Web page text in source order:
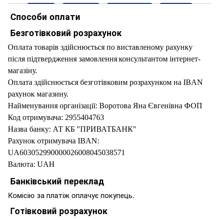
Способи оплати
Безготівковий розрахунок
Оплата товарів здійснюється по виставленому рахунку
після підтвердження замовленняконсультантом інтернет-
магазіну.
Оплата здійснюється безготівковим розрахунком на IBAN
рахунок магазину.
Найменування організації: Воротова Яна Євгенівна ФОП
Код отримувача: 2955404763
Назва банку: АТ КБ "ПРИВАТБАНК"
Рахунок отримувача IBAN:
UA603052990000026008045038571
Валюта: UAH
Банківський переклад
Комісію за платіж оплачує покупець.
Готівковий розрахунок